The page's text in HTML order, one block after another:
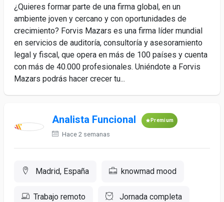
¿Quieres formar parte de una firma global, en un
ambiente joven y cercano y con oportunidades de
crecimiento? Forvis Mazars es una firma líder mundial
en servicios de auditoría, consultoría y asesoramiento
legal y fiscal, que opera en más de 100 países y cuenta
con más de 40.000 profesionales. Uniéndote a Forvis
Mazars podrás hacer crecer tu...
Analista Funcional Premium
Hace 2 semanas
Madrid, España knowmad mood
Trabajo remoto Jornada completa